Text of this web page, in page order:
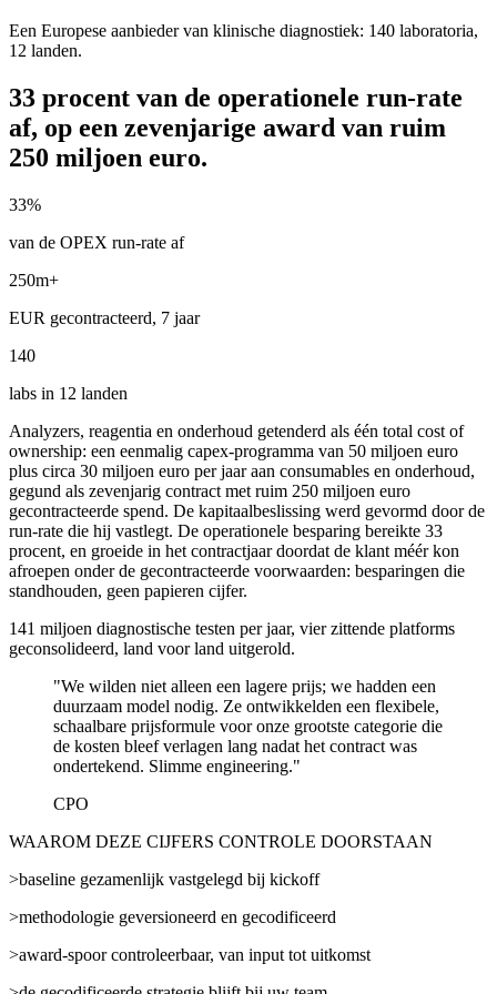
Een Europese aanbieder van klinische diagnostiek: 140 laboratoria,
12 landen.
33 procent van de operationele run-rate
af, op een zevenjarige award van ruim
250 miljoen euro.
33%
van de OPEX run-rate af
250m+
EUR gecontracteerd, 7 jaar
140
labs in 12 landen
Analyzers, reagentia en onderhoud getenderd als één total cost of
ownership: een eenmalig capex-programma van 50 miljoen euro
plus circa 30 miljoen euro per jaar aan consumables en onderhoud,
gegund als zevenjarig contract met ruim 250 miljoen euro
gecontracteerde spend. De kapitaalbeslissing werd gevormd door de
run-rate die hij vastlegt. De operationele besparing bereikte 33
procent, en groeide in het contractjaar doordat de klant méér kon
afroepen onder de gecontracteerde voorwaarden: besparingen die
standhouden, geen papieren cijfer.
141 miljoen diagnostische testen per jaar, vier zittende platforms
geconsolideerd, land voor land uitgerold.
"We wilden niet alleen een lagere prijs; we hadden een
duurzaam model nodig. Ze ontwikkelden een flexibele,
schaalbare prijsformule voor onze grootste categorie die
de kosten bleef verlagen lang nadat het contract was
ondertekend. Slimme engineering."
CPO
WAAROM DEZE CIJFERS CONTROLE DOORSTAAN
>baseline gezamenlijk vastgelegd bij kickoff
>methodologie geversioneerd en gecodificeerd
>award-spoor controleerbaar, van input tot uitkomst